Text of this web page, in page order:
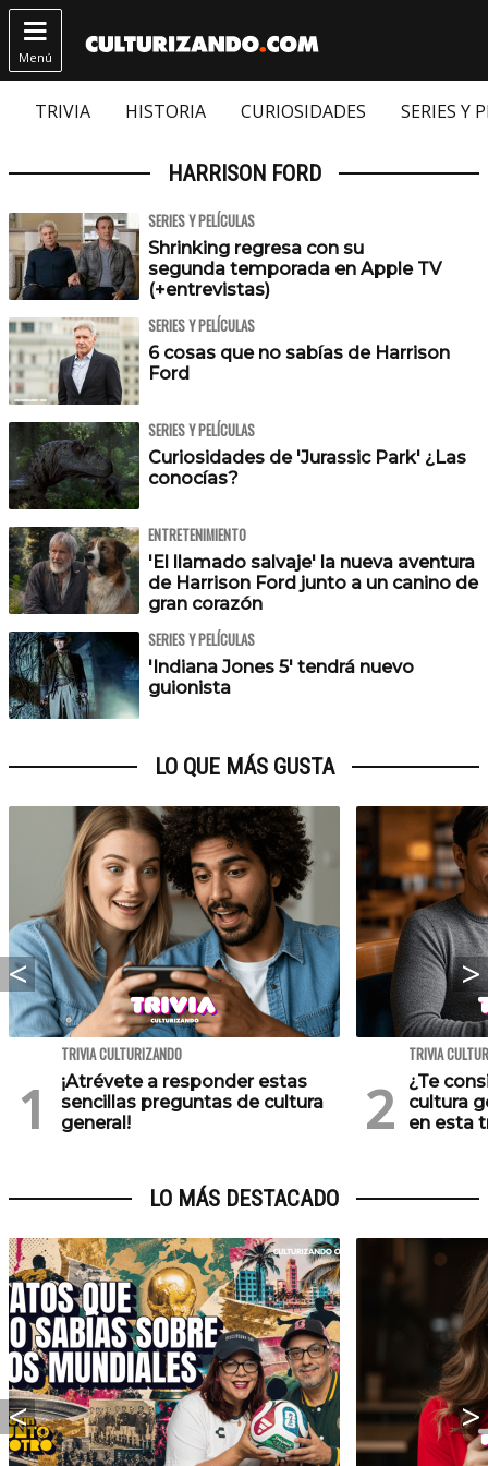

Menú
TRIVIA HISTORIA CURIOSIDADES SERIES Y
HARRISON FORD
SERIES Y PELÍCULAS
Shrinking regresa con su
segunda temporada en Apple TV
(+entrevistas)
SERIES Y PELÍCULAS
6 cosas que no sabías de Harrison
Ford
SERIES Y PELÍCULAS
Curiosidades de 'Jurassic Park' ¿Las
conocías?
ENTRETENIMIENTO
'El llamado salvaje' la nueva aventura
de Harrison Ford junto a un canino de
gran corazón
SERIES Y PELÍCULAS
'Indiana Jones 5' tendrá nuevo
guionista
LO QUE MÁS GUSTA
TRIVIA CULTURIZANDO
¡Atrévete a responder estas
sencillas preguntas de cultura
general!
TRIVIA
¿Te
cultura
en esta
LO MÁS DESTACADO